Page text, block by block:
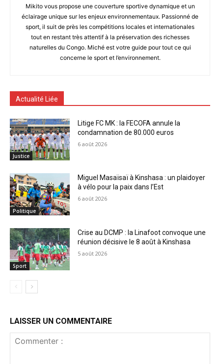
Mikito vous propose une couverture sportive dynamique et un
éclairage unique sur les enjeux environnementaux. Passionné de
sport, il suit de près les compétitions locales et internationales
tout en restant très attentif à la préservation des richesses
naturelles du Congo. Miché est votre guide pour tout ce qui
concerne le sport et l’environnement.
Actualité Liée
Justice
Litige FC MK : la FECOFA annule la
condamnation de 80.000 euros
6 août 2026
Politique
Miguel Masaïsaï à Kinshasa : un plaidoyer
à vélo pour la paix dans l’Est
6 août 2026
Sport
Crise au DCMP : la Linafoot convoque une
réunion décisive le 8 août à Kinshasa
5 août 2026
LAISSER UN COMMENTAIRE